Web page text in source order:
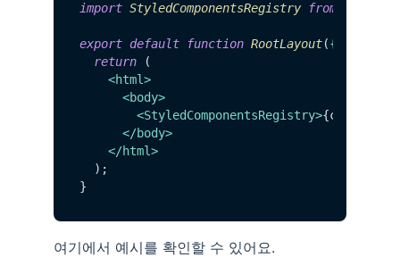
import StyledComponentsRegistry from
export default function RootLayout({
return (
<html>
<body>
<StyledComponentsRegistry>{children}
</body>
</html>
  );
여기에서 예시를 확인할 수 있어요.